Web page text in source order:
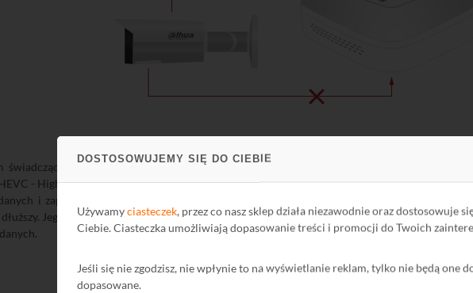
DOSTOSOWUJEMY SIĘ DO CIEBIE
Używamyciasteczek, przez co nasz sklep działa niezawodnie oraz dostosowuje
Ciebie. Ciasteczka umożliwiają dopasowanie treści i promocji do Twoich
Jeśli się nie zgodzisz, nie wpłynie to na wyświetlanie reklam, tylko nie będą one
dopasowane.
świadczącym o zaawansowaniu urządzenia jest kompresja. Im lepszy rodzaj kompresji,
- High Efficiency Video Coding) to aktualnie najbardziej wydajny sposób kompresji. W
i zapotrzebowanie na pojemność dyskową. Dzięki temu można zastosować dyski
Jego udoskonalona wersja H.265+ została zoptymalizowana pod kątem pracy w